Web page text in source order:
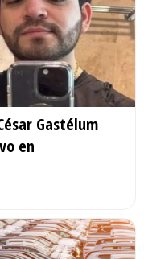
Gastélum
en